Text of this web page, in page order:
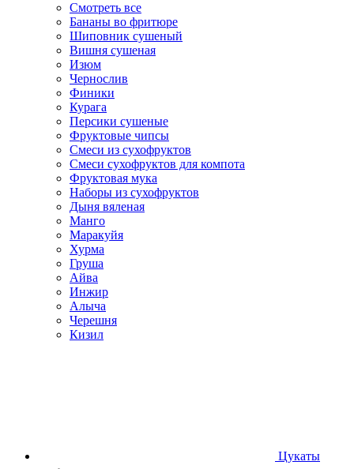
Смотреть все
Бананы во фритюре
Шиповник сушеный
Вишня сушеная
Изюм
Чернослив
Финики
Курага
Персики сушеные
Фруктовые чипсы
Смеси из сухофруктов
Смеси сухофруктов для компота
Фруктовая мука
Наборы из сухофруктов
Дыня вяленая
Манго
Маракуйя
Хурма
Груша
Айва
Инжир
Алыча
Черешня
Кизил
Цукаты